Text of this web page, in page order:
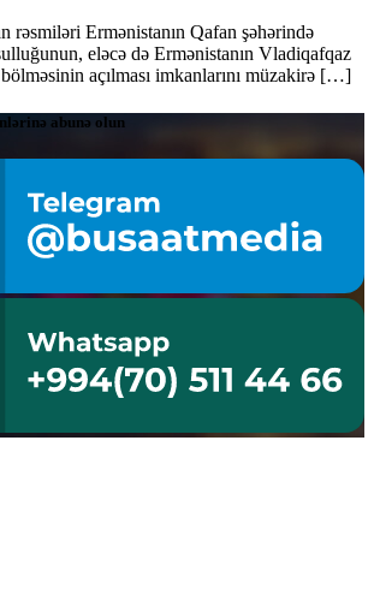
rəsmiləri Ermənistanın Qafan şəhərində
eləcə də Ermənistanın Vladiqafqaz
açılması imkanlarını müzakirə […]
abunə olun